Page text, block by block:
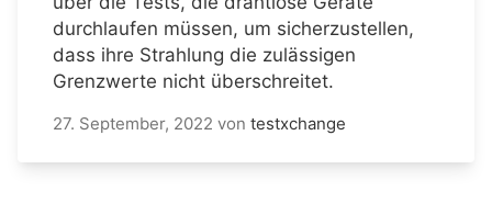
durchlaufen müssen, um sicherzustellen,
dass ihre Strahlung die zulässigen
Grenzwerte nicht überschreitet.
27. September, 2022 von testxchange